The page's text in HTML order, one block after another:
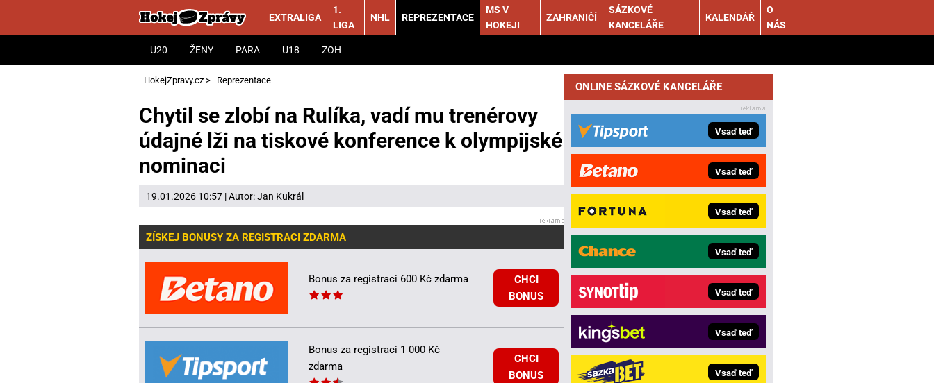
EXTRALIGA
1.
LIGA
NHL REPREZENTACE
U20 ŽENY PARA U18 ZOH
MS V
HOKEJI
ZAHRANIČÍ
SÁZKOVÉ
KANCELÁŘE
KALENDÁŘ
O
NÁS
HokejZpravy.cz > Reprezentace
Chytil se zlobí na Rulíka, vadí mu trenérovy
údajné lži na tiskové konference k olympijské
nominaci
19.01.2026 10:57 | Autor:Jan Kukrál
ZÍSKEJ BONUSY ZA REGISTRACI ZDARMA
Bonus za registraci 600 Kč zdarma
CHCI
BONUS
Bonus za registraci 1 000 Kč
zdarma
CHCI
BONUS
ONLINE SÁZKOVÉ KANCELÁŘE
Vsaď teď
Vsaď teď
Vsaď teď
Vsaď teď
Vsaď teď
Vsaď teď
Vsaď teď